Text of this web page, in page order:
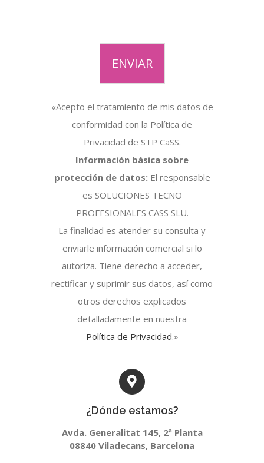
ENVIAR
«Acepto el tratamiento de mis datos de
conformidad con la Política de
Privacidad de STP CaSS.
Información básica sobre
protección de datos: El responsable
es SOLUCIONES TECNO
PROFESIONALES CASS SLU.
La finalidad es atender su consulta y
enviarle información comercial si lo
autoriza. Tiene derecho a acceder,
rectificar y suprimir sus datos, así como
otros derechos explicados
detalladamente en nuestra
Política de Privacidad.»
¿Dónde estamos?
Avda. Generalitat 145, 2ª Planta
08840 Viladecans, Barcelona